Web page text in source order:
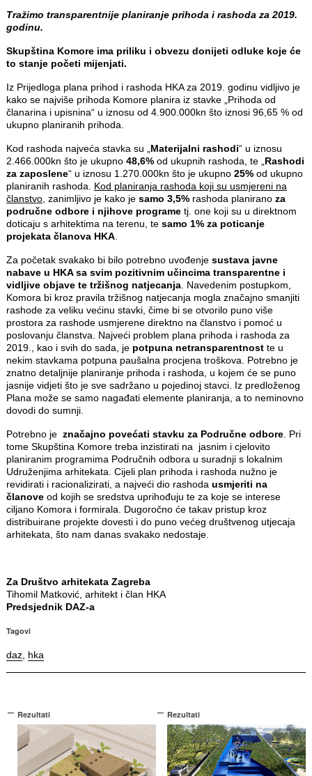
Tražimo transparentnije planiranje prihoda i rashoda za 2019.
godinu.
Skupština Komore ima priliku i obvezu donijeti odluke koje će
to stanje početi mijenjati.
Iz Prijedloga plana prihod i rashoda HKA za 2019. godinu vidljivo je
kako se najviše prihoda Komore planira iz stavke „Prihoda od
članarina i upisnina“ u iznosu od 4.900.000kn što iznosi 96,65 % od
ukupno planiranih prihoda.
Kod rashoda najveća stavka su „ Materijalni rashodi“ u iznosu
2.466.000kn što je ukupno 48,6%od ukupnih rashoda, te „ Rashodi
za zaposlene“ u iznosu 1.270.000kn što je ukupno 25%od ukupno
planiranih rashoda. Kod planiranja rashoda koji su usmjereni na
članstvo, zanimljivo je kako je samo 3,5%rashoda planiranoza
područne odbore i njihove programetj. one koji su u direktnom
doticaju s arhitektima na terenu, te samo 1% za poticanje
projekata članova HKA.
Za početak svakako bi bilo potrebno uvođenje sustava javne
nabave u HKA sa svim pozitivnim učincima transparentne i
vidljive objave te tržišnog natjecanja. Navedenim postupkom,
Komora bi kroz pravila tržišnog natjecanja mogla značajno smanjiti
rashode za veliku većinu stavki, čime bi se otvorilo puno više
prostora za rashode usmjerene direktno na članstvo i pomoć u
poslovanju članstva. Najveći problem plana prihoda i rashoda za
2019., kao i svih do sada, je potpuna netransparentnostte u
nekim stavkama potpuna paušalna procjena troškova. Potrebno je
znatno detaljnije planiranje prihoda i rashoda, u kojem će se puno
jasnije vidjeti što je sve sadržano u pojedinoj stavci. Iz predloženog
Plana može se samo nagađati elemente planiranja, a to neminovno
dovodi do sumnji.
Potrebno je značajno povećati stavku za Područne odbore. Pri
tome Skupština Komore treba inzistirati na jasnim i cjelovito
planiranim programima Područnih odbora u suradnji s lokalnim
Udruženjima arhitekata. Cijeli plan prihoda i rashoda nužno je
revidirati i racionalizirati, a najveći dio rashoda usmjeriti na
članoveod kojih se sredstva uprihođuju te za koje se interese
ciljano Komora i formirala. Dugoročno će takav pristup kroz
distribuirane projekte dovesti i do puno većeg društvenog utjecaja
arhitekata, što nam danas svakako nedostaje.
Za Društvo arhitekata Zagreba
Tihomil Matković, arhitekt i član HKA
Predsjednik DAZ-a
Tagovi
daz, hka
Rezultati Rezultati